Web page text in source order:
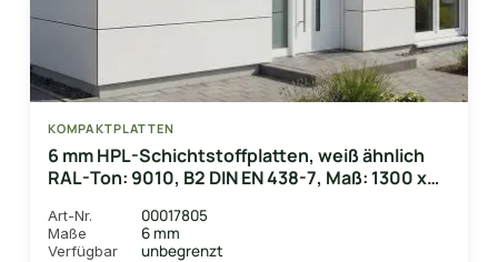
KOMPAKTPLATTEN
6 mm HPL-Schichtstoffplatten, weiß ähnlich
RAL-Ton: 9010, B2 DIN EN 438-7, Maß: 1300 x
Art-Nr. 00017805
Maße 6 mm
Verfügbar unbegrenzt